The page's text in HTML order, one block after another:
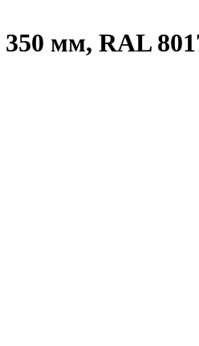
мм, RAL